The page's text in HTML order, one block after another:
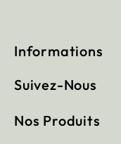
Informations
Suivez-Nous
Nos Produits